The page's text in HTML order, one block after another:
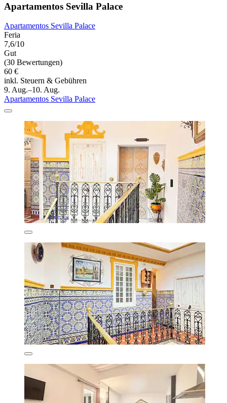
Apartamentos Sevilla Palace
Apartamentos Sevilla Palace
Feria
7,6/10
Gut
(30 Bewertungen)
60 €
inkl. Steuern & Gebühren
9. Aug.–10. Aug.
Apartamentos Sevilla Palace